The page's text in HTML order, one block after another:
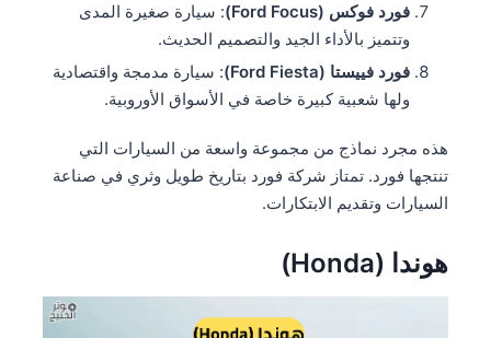
فورد فوكس (Ford Focus)
: سيارة صغيرة المدى
وتتميز بالأداء الجيد والتصميم الحديث.
فورد فييستا (Ford Fiesta)
: سيارة مدمجة واقتصادية
ولها شعبية كبيرة خاصة في الأسواق الأوروبية.
هذه مجرد نماذج من مجموعة واسعة من السيارات التي
تنتجها فورد. تمتاز شركة فورد بتاريخ طويل وثري في صناعة
السيارات وتقديم الابتكارات.
هوندا (Honda)